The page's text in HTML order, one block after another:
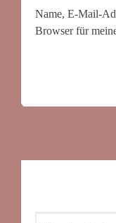
Name, E-Mail-
Browser für